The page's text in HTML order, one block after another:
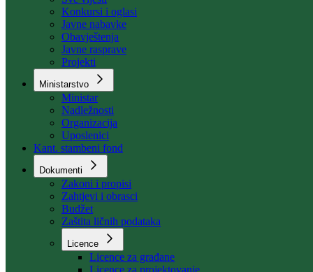
Aktuelno
Sve vijesti
Konkursi i oglasi
Javne nabavke
Obavještenja
Javne rasprave
Projekti
Ministarstvo
Ministar
Nadležnosti
Organizacija
Uposlenici
Kant. stambeni fond
Dokumenti
Zakoni i propisi
Zahtjevi i obrasci
Budžet
Zaštita ličnih podataka